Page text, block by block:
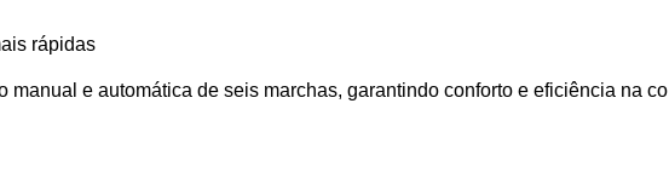
rápidas
manual e automática de seis marchas, garantindo conforto e eficiência na